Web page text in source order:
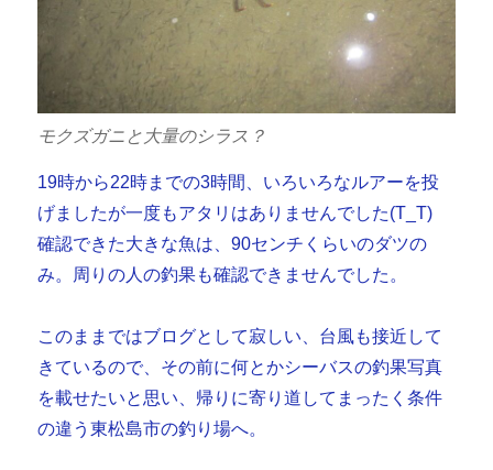
モクズガニと大量のシラス？
19時から22時までの3時間、いろいろなルアーを投
げましたが一度もアタリはありませんでした(T_T)
確認できた大きな魚は、90センチくらいのダツの
み。周りの人の釣果も確認できませんでした。
このままではブログとして寂しい、台風も接近して
きているので、その前に何とかシーバスの釣果写真
を載せたいと思い、帰りに寄り道してまったく条件
の違う東松島市の釣り場へ。